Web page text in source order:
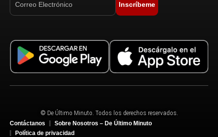
Inscríbeme
© De Último Minuto. Todos los derechos reservados.
Contáctanos
Sobre Nosotros – De Último Minuto
Política de privacidad